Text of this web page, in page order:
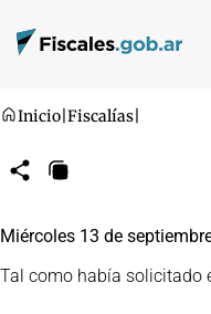
Inicio Fiscalías
CompartirCopiar
Miércoles 13 de
Tal como había solicitado